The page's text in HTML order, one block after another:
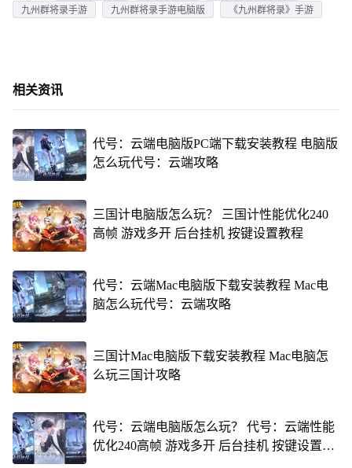
九州群将录手游
九州群将录手游电脑版 《九州群将录》手游
相关资讯
代号：云端电脑版PC端下载安装教程 电脑版
怎么玩代号：云端攻略
三国计电脑版怎么玩？ 三国计性能优化240
高帧 游戏多开 后台挂机 按键设置教程
代号：云端Mac电脑版下载安装教程 Mac电
脑怎么玩代号：云端攻略
三国计Mac电脑版下载安装教程 Mac电脑怎
么玩三国计攻略
代号：云端电脑版怎么玩？ 代号：云端性能
优化240高帧 游戏多开 后台挂机 按键设置教